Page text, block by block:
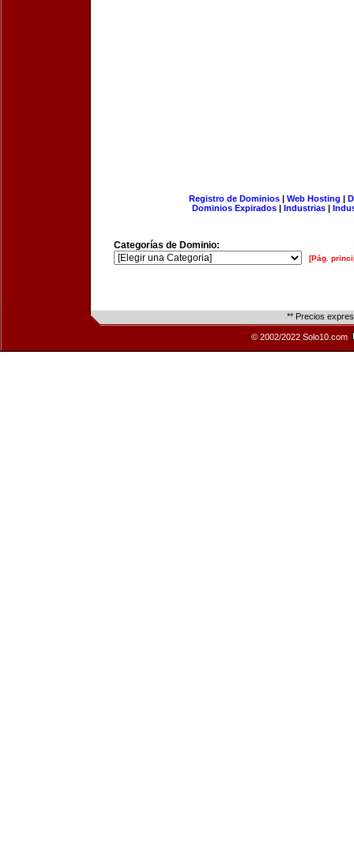
Registro de Dominios| Web Hosting |
Dominios Expirados | Industrias |
Categorías de Dominio:
[Pág.
** Precios
© 2002/2022 Solo10.com